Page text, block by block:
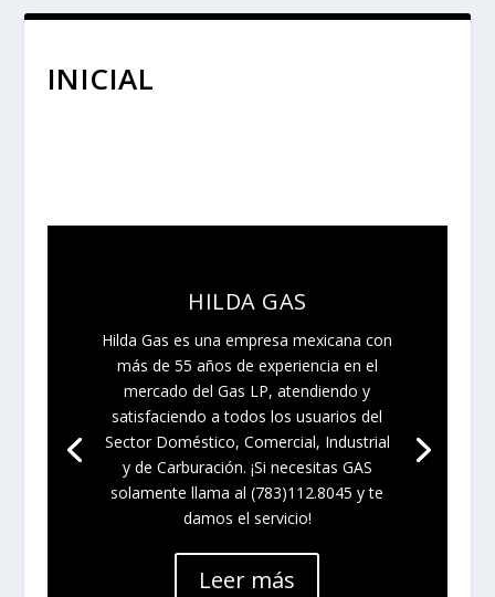
INICIAL
HILDA GAS
Hilda Gas es una empresa mexicana con
más de 55 años de experiencia en el
mercado del Gas LP, atendiendo y
satisfaciendo a todos los usuarios del
Sector Doméstico, Comercial, Industrial
y de Carburación. ¡Si necesitas GAS
solamente llama al (783)112.8045 y te
damos el servicio!
Leer más